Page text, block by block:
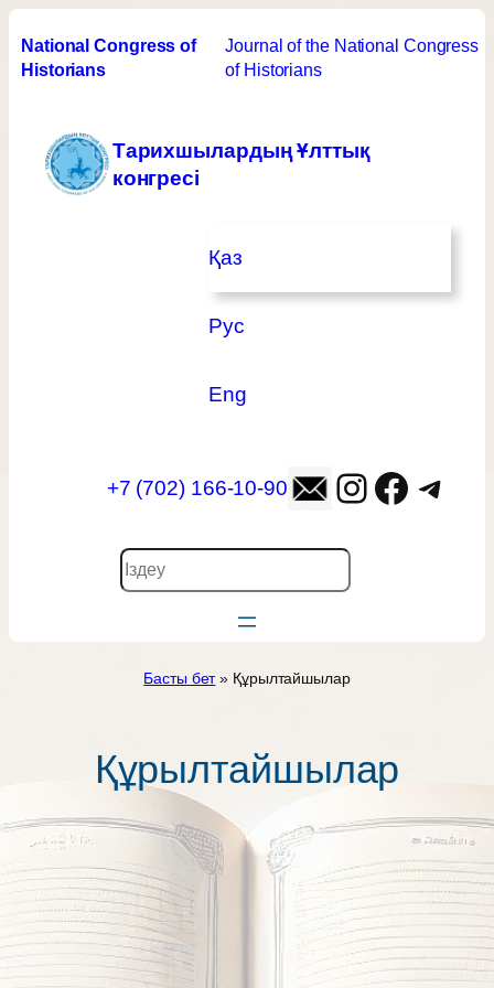
National Congress of
Historians
Journal of the National Congress
of Historians
Тарихшылардың Ұлттық
конгресі
Қаз
Рус
Eng
+7 (702) 166-10-90 Instagram Facebook Telegram
П
о
Басты бет» Құрылтайшылар
Құрылтайшылар